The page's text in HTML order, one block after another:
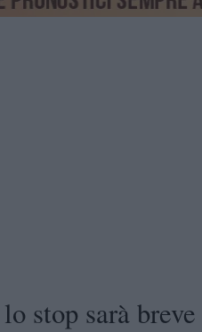
stop sarà breve